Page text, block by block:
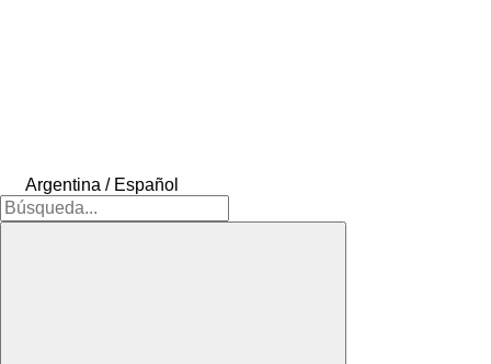
Argentina / Español